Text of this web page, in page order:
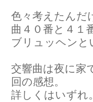
色々考えたんだ
曲４０番と４１
ブリュッヘンと
交響曲は夜に家
回の感想。
詳しくはいずれ。